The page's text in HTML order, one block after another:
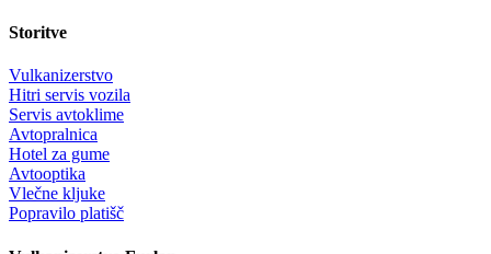
Storitve
Vulkanizerstvo
Hitri servis vozila
Servis avtoklime
Avtopralnica
Hotel za gume
Avtooptika
Vlečne kljuke
Popravilo platišč